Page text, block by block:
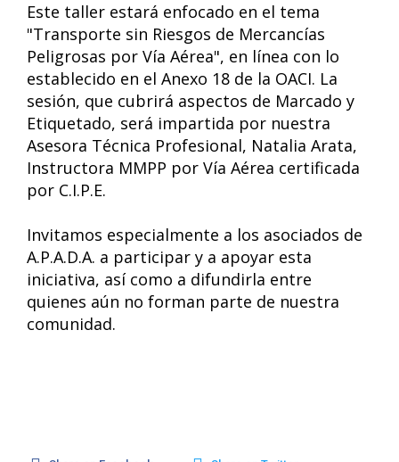
Este taller estará enfocado en el tema
"Transporte sin Riesgos de Mercancías
Peligrosas por Vía Aérea", en línea con lo
establecido en el Anexo 18 de la OACI. La
sesión, que cubrirá aspectos de Marcado y
Etiquetado, será impartida por nuestra
Asesora Técnica Profesional, Natalia Arata,
Instructora MMPP por Vía Aérea certificada
por C.I.P.E.
Invitamos especialmente a los asociados de
A.P.A.D.A. a participar y a apoyar esta
iniciativa, así como a difundirla entre
quienes aún no forman parte de nuestra
comunidad.